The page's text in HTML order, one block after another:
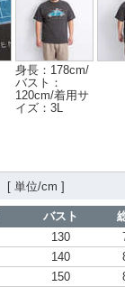
身長：178cm/
バスト：
120cm/着用サ
イズ：3L
[ 単位/cm ]
バスト
130
140
150